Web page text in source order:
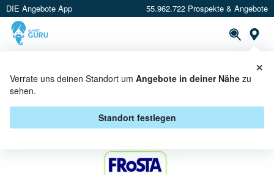
DIE Angebote App 55.962.722 Prospekte & Angebote
Verrate uns deinen Standort um Angebote in deiner Nähe zu
sehen.
Standort festlegen
×
FROSTA BEI EDEKA CRAMER -
ANGEBOTE & AKTIONEN